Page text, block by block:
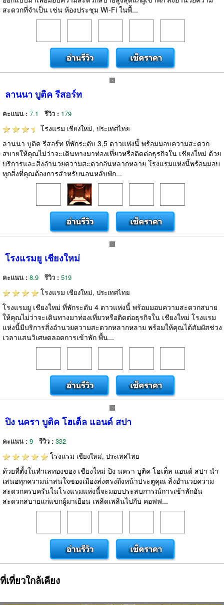
สะดวกที่จำเป็น เช่น ห้องประชุม Wi-Fi ในพื้...
ลานนา บูติค รีสอร์ท
คะแนน : 7.1 รีวิว : 179
โรงแรม เชียงใหม่, ประเทศไทย
ลานนา บูติค รีสอร์ท ที่พักระดับ 3.5 ดาวแห่งนี้ พร้อมมอบความสะดวก
สบายให้คุณไม่ว่าจะเดินทางมาท่องเที่ยวหรือติดต่อธุรกิจใน เชียงใหม่ ด้วย
บริการและสิ่งอำนวยความสะดวกอันหลากหลาย โรงแรมแห่งนี้พร้อมมอบ
ทุกสิ่งที่คุณต้องการสำหรับนอนหลับพัก...
โรงแรมยู เชียงใหม่
คะแนน : 8.9 รีวิว : 519
โรงแรม เชียงใหม่, ประเทศไทย
โรงแรมยู เชียงใหม่ ที่พักระดับ 4 ดาวแห่งนี้ พร้อมมอบความสะดวกสบาย
ให้คุณไม่ว่าจะเดินทางมาท่องเที่ยวหรือติดต่อธุรกิจใน เชียงใหม่ โรงแรม
แห่งนี้มีบริการสิ่งอำนวยความสะดวกหลากหลาย พร้อมให้คุณได้สัมผัสช่วง
เวลาแสนวิเศษตลอดการเข้าพัก พื้น...
ปิง นครา บูติค โฮเต็ล แอนด์ สปา
คะแนน : 9 รีวิว : 332
โรงแรม เชียงใหม่, ประเทศไทย
ด้วยที่ตั้งในทำเลทองของ เชียงใหม่ ปิง นครา บูติค โฮเต็ล แอนด์ สปา นำ
เสนอทุกความน่าสนใจของเมืองส่งตรงถึงหน้าประตูคุณ สิ่งอำนวยความ
สะดวกครบครันในโรงแรมแห่งนี้จะมอบประสบการณ์การเข้าพักอัน
สะดวกสบายแก่แขกผู้มาเยือน เพลิดเพลินไปกับ คอฟฟ...
ที่เที่ยวใกล้เคียง